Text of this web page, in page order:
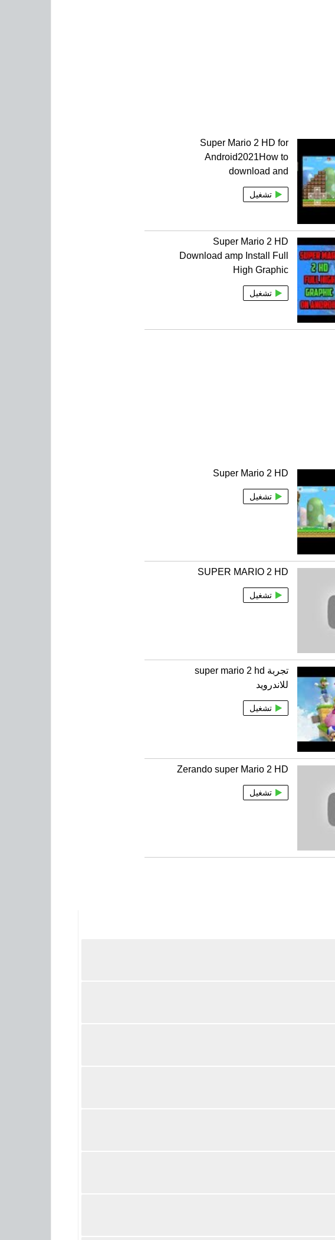
Super Mario 2 HD for
Android2021How to
download and
تشغيل
Super Mario 2 HD
Download amp Install Full
High Graphic
تشغيل
Super Mario 2 HD
تشغيل
SUPER MARIO 2 HD
تشغيل
تجربة super mario 2 hd
للاندرويد
تشغيل
Zerando super Mario 2 HD
تشغيل